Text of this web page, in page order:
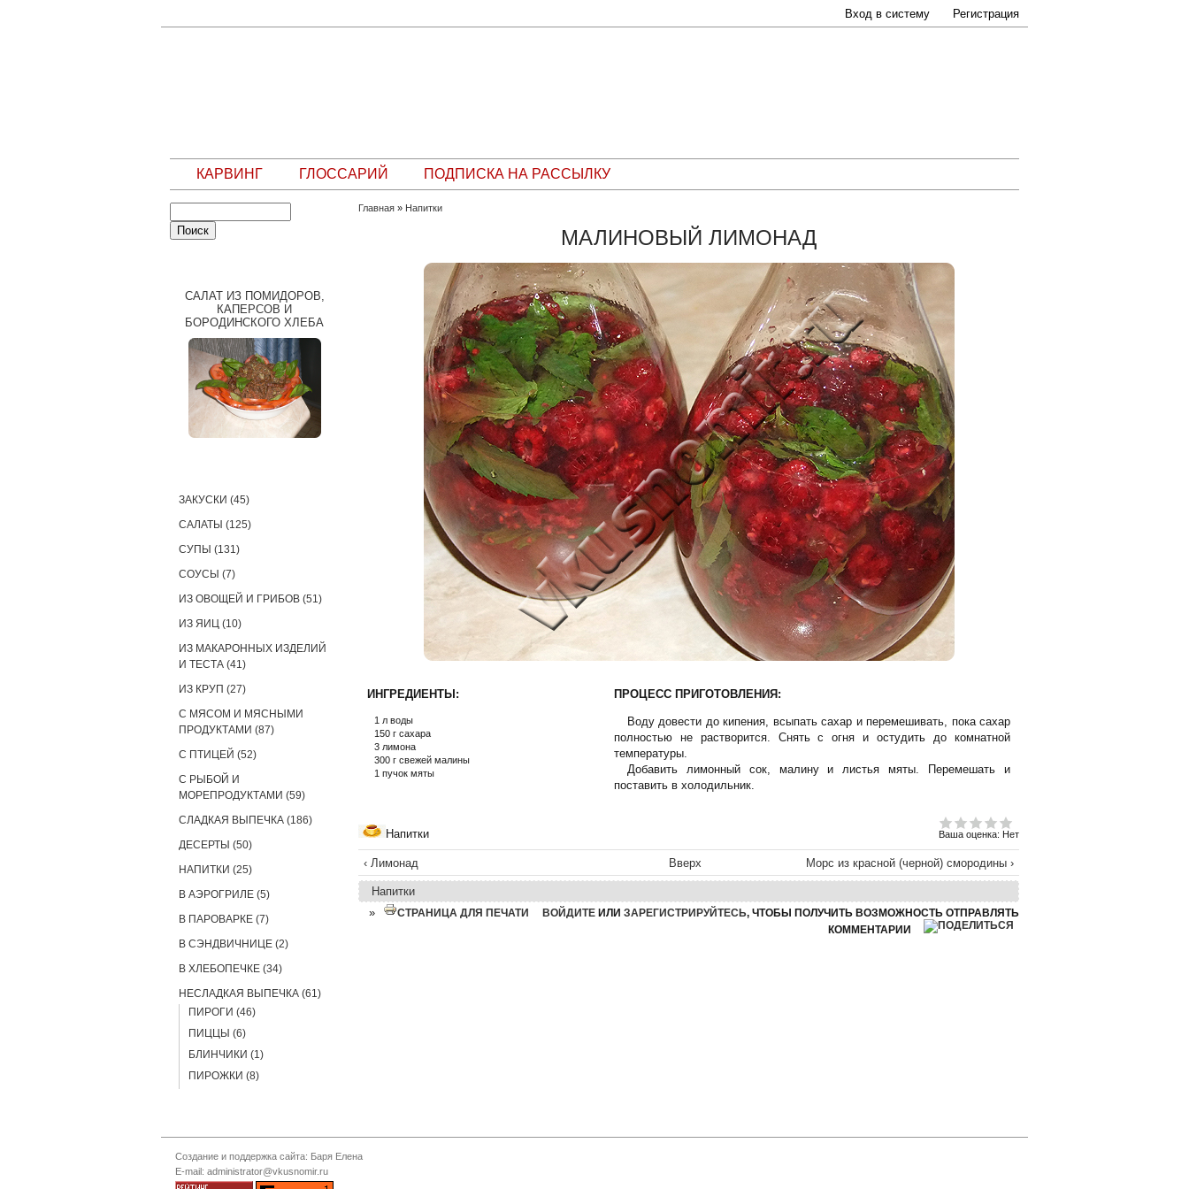
Вход в систему Регистрация
КАРВИНГ ГЛОССАРИЙ ПОДПИСКА НА РАССЫЛКУ
Главная » Напитки
МАЛИНОВЫЙ ЛИМОНАД
ИНГРЕДИЕНТЫ:
1 л воды
150 г сахара
3 лимона
300 г свежей малины
1 пучок мяты
ПРОЦЕСС ПРИГОТОВЛЕНИЯ:
Воду довести до кипения, всыпать сахар и перемешивать, пока сахар
полностью не растворится. Снять с огня и остудить до комнатной
температуры.
Добавить лимонный сок, малину и листья мяты. Перемешать и
поставить в холодильник.
Напитки Ваша оценка: Нет
‹ Лимонад Вверх Морс из красной (черной) смородины ›
Напитки
»
СТРАНИЦА ДЛЯ ПЕЧАТИ ВОЙДИТЕ ИЛИ ЗАРЕГИСТРИРУЙТЕСЬ, ЧТОБЫ ПОЛУЧИТЬ ВОЗМОЖНОСТЬ ОТПРАВЛЯТЬ
КОММЕНТАРИИ
САЛАТ ИЗ ПОМИДОРОВ,
КАПЕРСОВ И
БОРОДИНСКОГО ХЛЕБА
ЗАКУСКИ (45)
САЛАТЫ (125)
СУПЫ (131)
СОУСЫ (7)
ИЗ ОВОЩЕЙ И ГРИБОВ (51)
ИЗ ЯИЦ (10)
ИЗ МАКАРОННЫХ ИЗДЕЛИЙ
И ТЕСТА (41)
ИЗ КРУП (27)
С МЯСОМ И МЯСНЫМИ
ПРОДУКТАМИ (87)
С ПТИЦЕЙ (52)
С РЫБОЙ И
МОРЕПРОДУКТАМИ (59)
СЛАДКАЯ ВЫПЕЧКА (186)
ДЕСЕРТЫ (50)
НАПИТКИ (25)
В АЭРОГРИЛЕ (5)
В ПАРОВАРКЕ (7)
В СЭНДВИЧНИЦЕ (2)
В ХЛЕБОПЕЧКЕ (34)
НЕСЛАДКАЯ ВЫПЕЧКА (61)
ПИРОГИ (46)
ПИЦЦЫ (6)
БЛИНЧИКИ (1)
ПИРОЖКИ (8)
Создание и поддержка сайта: Баря Елена
E-mail: administrator@vkusnomir.ru